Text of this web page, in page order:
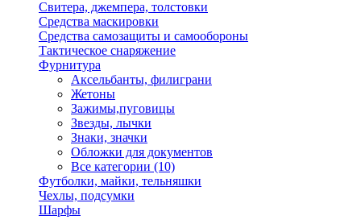
Свитера, джемпера, толстовки
Средства маскировки
Средства самозащиты и самообороны
Тактическое снаряжение
Фурнитура
Аксельбанты, филиграни
Жетоны
Зажимы,пуговицы
Звезды, лычки
Знаки, значки
Обложки для документов
Все категории (10)
Футболки, майки, тельняшки
Чехлы, подсумки
Шарфы